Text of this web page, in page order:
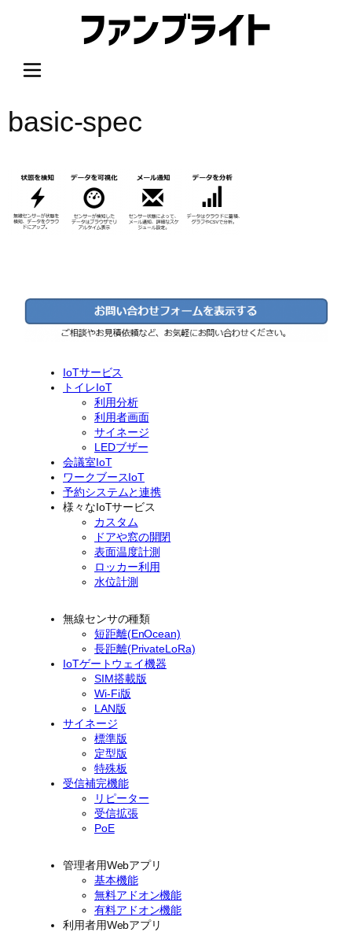
プ
basic-spec
IoTサービス
トイレIoT
利用分析
利用者画面
サイネージ
LEDブザー
会議室IoT
ワークブースIoT
予約システムと連携
様々なIoTサービス
カスタム
ドアや窓の開閉
表面温度計測
ロッカー利用
水位計測
無線センサの種類
短距離(EnOcean)
長距離(PrivateLoRa)
IoTゲートウェイ機器
SIM搭載版
Wi-Fi版
LAN版
サイネージ
標準版
定型版
特殊板
受信補完機能
リピーター
受信拡張
PoE
管理者用Webアプリ
基本機能
無料アドオン機能
有料アドオン機能
利用者用Webアプリ